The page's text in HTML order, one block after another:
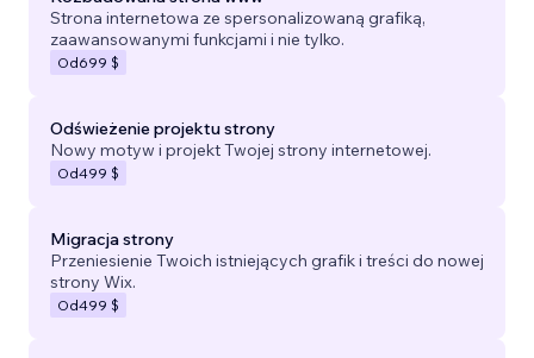
Strona internetowa ze spersonalizowaną grafiką,
zaawansowanymi funkcjami i nie tylko.
Od699 $
Odświeżenie projektu strony
Nowy motyw i projekt Twojej strony internetowej.
Od499 $
Migracja strony
Przeniesienie Twoich istniejących grafik i treści do nowej
strony Wix.
Od499 $